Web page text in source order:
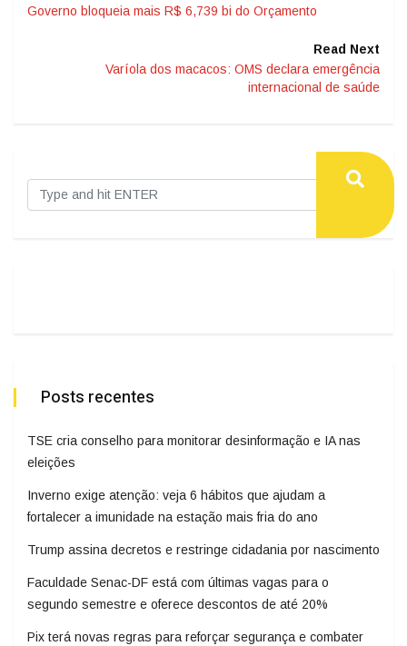
Governo bloqueia mais R$ 6,739 bi do Orçamento
Read Next
Varíola dos macacos: OMS declara emergência
internacional de saúde
Posts recentes
TSE cria conselho para monitorar desinformação e IA nas
eleições
Inverno exige atenção: veja 6 hábitos que ajudam a
fortalecer a imunidade na estação mais fria do ano
Trump assina decretos e restringe cidadania por nascimento
Faculdade Senac-DF está com últimas vagas para o
segundo semestre e oferece descontos de até 20%
Pix terá novas regras para reforçar segurança e combater